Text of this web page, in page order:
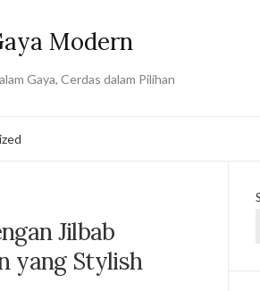
Modern
Gaya, Cerdas dalam Pilihan
Jilbab
yang Stylish